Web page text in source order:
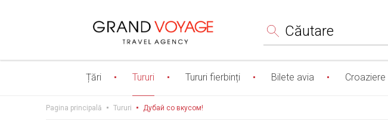
Сăutare
Țări Tururi Tururi fierbinți Bilete avia Croaziere
Pagina principală Tururi Дубай со вкусом!